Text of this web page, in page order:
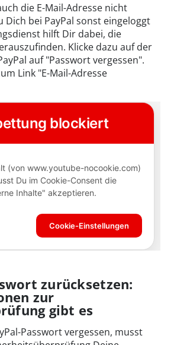
die E-Mail-Adresse nicht
Dich bei PayPal sonst eingeloggt
hilft Dir dabei, die
Klicke dazu auf der
auf "Passwort vergessen".
Link "E-Mail-Adresse
zurücksetzen:
zur
gibt es
Passwort vergessen, musst